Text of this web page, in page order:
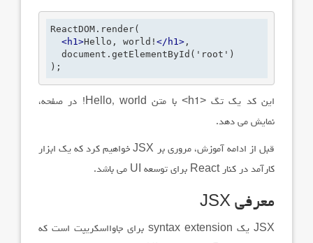
ReactDOM.render(
<h1>Hello, world! </ h1> ,
);
این کد یک تگ<h1> با متن Hello, world! در صفحه،
نمایش می دهد.
قبل از ادامه آموزش، مروری بر JSXخواهیم کرد که یک ابزار
کارآمد در کنارReact برای توسعه UI می باشد.
معرفی JSX
JSX یک syntax extension برای جاوااسکریپت است که